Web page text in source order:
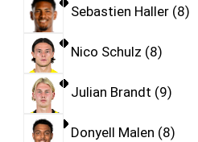
Sebastien Haller 8
Nico Schulz 8
Julian Brandt 9
Donyell Malen 8